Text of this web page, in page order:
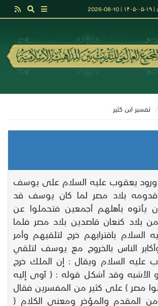
تفـسير ابن كثير
ورود يعقوب عليه السلام على يوسف
بلاد مصر لما كان يوسف قد
يأتوه بأهلهم أجمعين فتحملوا عن
من بلاد كنعان قاصدين بلاد مصر فلما
السلام باقترابهم خرج لتلقيهم وأمر
الناس بالخروج مع يوسف لتلقي
عليه السلام ويقال : إن الملك خرج
الأشبه وقد أشكل قوله : { آوى إليه
مصر } على كثير من المفسرين فقال
المقدم والمؤخر ومعنى الكلام {